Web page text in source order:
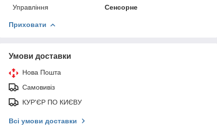
Управління
Сенсорне
Приховати
Умови доставки
Нова Пошта
Самовивіз
КУР'ЄР ПО КИЄВУ
Всі умови доставки